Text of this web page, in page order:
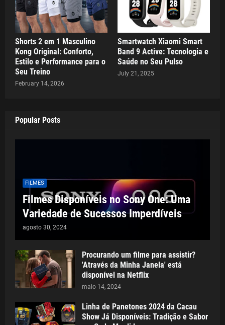
Shorts 2 em 1 Masculino
Kong Original: Conforto,
Estilo e Performance para o
Seu Treino
February 14, 2026
Smartwatch Xiaomi Smart
Band 9 Active: Tecnologia e
Saúde no Seu Pulso
July 21, 2025
Popular Posts
FILMES
Filmes Disponíveis no Sony One: Uma
Variedade de Sucessos Imperdíveis
agosto 30, 2024
Procurando um filme para assistir?
'Através da Minha Janela' está
disponível na Netflix
maio 14, 2024
Linha de Panetones 2024 da Cacau
Show Já Disponíveis: Tradição e Sabor